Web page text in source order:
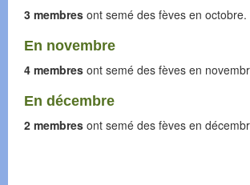
3 membres ont semé des fèves en octobre.
En novembre
4 membres ont semé des fèves en
En décembre
2 membres ont semé des fèves en